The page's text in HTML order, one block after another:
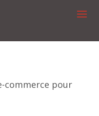
commerce pour